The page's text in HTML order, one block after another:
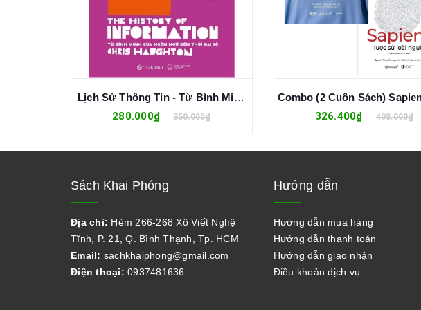
Lịch Sử Thông Tin - Từ Bình Minh Của Ngôn Ngữ Đến Thời Đại Số (Bìa Cứng)
280.000₫ 350.000₫ 326.400₫ 408.000₫
Sách Khai Phóng
Địa chỉ: Hẻm 266-268 Xô Viết Nghệ
Tĩnh, P. 21, Q. Bình Thạnh, Tp. HCM
Email: sachkhaiphong@gmail.com
Điện thoại: 0937481636
Hướng dẫn
Hướng dẫn mua hàng
Hướng dẫn thanh toán
Hướng dẫn giao nhận
Điều khoản dịch vụ